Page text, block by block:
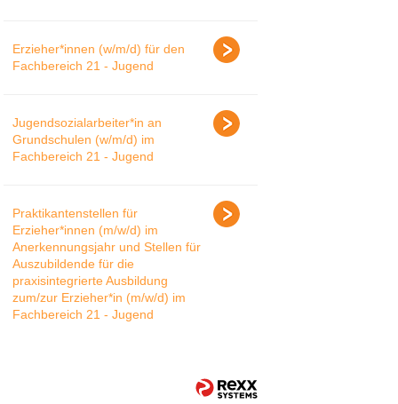
Erzieher*innen (w/m/d) für den
Fachbereich 21 - Jugend
Jugendsozialarbeiter*in an
Grundschulen (w/m/d) im
Fachbereich 21 - Jugend
Praktikantenstellen für
Erzieher*innen (m/w/d) im
Anerkennungsjahr und Stellen für
Auszubildende für die
praxisintegrierte Ausbildung
zum/zur Erzieher*in (m/w/d) im
Fachbereich 21 - Jugend